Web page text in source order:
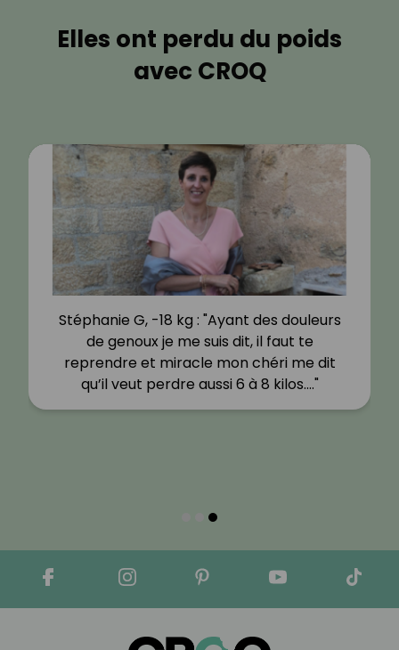
Elles ont perdu du poids
avec CROQ
Stéphanie G, -18 kg : "Ayant des douleurs
de genoux je me suis dit, il faut te
reprendre et miracle mon chéri me dit
qu’il veut perdre aussi 6 à 8 kilos.…"